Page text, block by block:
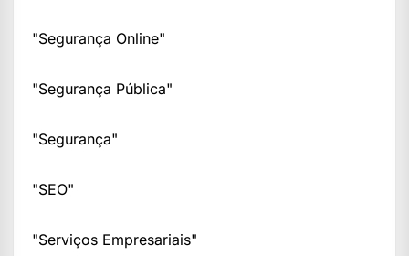
"Segurança Online"
"Segurança Pública"
"Segurança"
"SEO"
"Serviços Empresariais"